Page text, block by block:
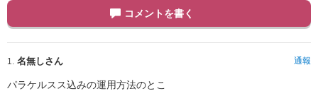
コメントを書く
1. 名無しさん 通報
パラケルスス込みの運用方法のとこ